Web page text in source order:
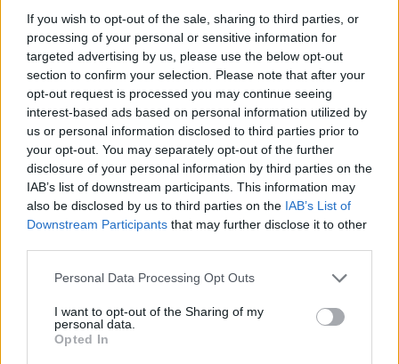
If you wish to opt-out of the sale, sharing to third parties, or
processing of your personal or sensitive information for
targeted advertising by us, please use the below opt-out
section to confirm your selection. Please note that after your
opt-out request is processed you may continue seeing
interest-based ads based on personal information utilized by
us or personal information disclosed to third parties prior to
your opt-out. You may separately opt-out of the further
disclosure of your personal information by third parties on the
IAB’s list of downstream participants. This information may
also be disclosed by us to third parties on the IAB’s List of
Downstream Participants that may further disclose it to other
Personal Data Processing Opt Outs
I want to opt-out of the Sharing of my
personal data.
Opted In
aikštę
(6)
įkliuvo motociklų ir
automobilių vairuotojai
(2)
Klaipėda
Skylė tualete, pasipiktinę
Klaipėdos Ąžuolyno parke
Klaipėda
Miesto širdyje - kultūros